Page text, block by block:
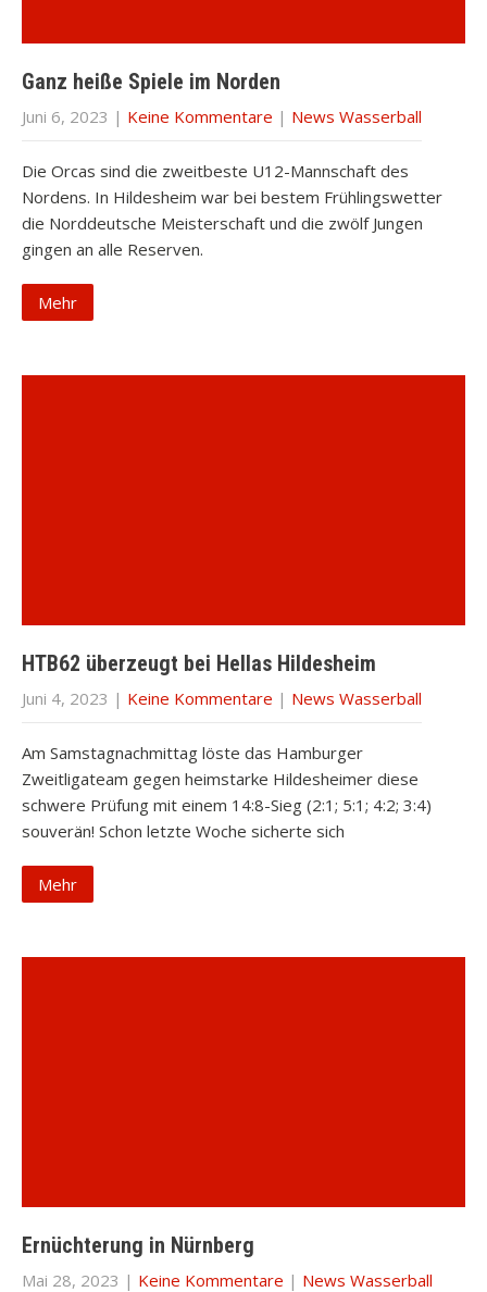
Ganz heiße Spiele im Norden
Juni 6, 2023 | Keine Kommentare | News Wasserball
Die Orcas sind die zweitbeste U12-Mannschaft des
Nordens. In Hildesheim war bei bestem Frühlingswetter
die Norddeutsche Meisterschaft und die zwölf Jungen
gingen an alle Reserven.
Mehr
HTB62 überzeugt bei Hellas Hildesheim
Juni 4, 2023 | Keine Kommentare | News Wasserball
Am Samstagnachmittag löste das Hamburger
Zweitligateam gegen heimstarke Hildesheimer diese
schwere Prüfung mit einem 14:8-Sieg (2:1; 5:1; 4:2; 3:4)
souverän! Schon letzte Woche sicherte sich
Mehr
Ernüchterung in Nürnberg
Mai 28, 2023 | Keine Kommentare | News Wasserball